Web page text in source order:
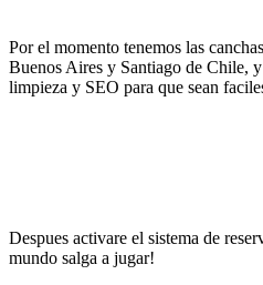
Por el momento tenemos las
Buenos Aires y Santiago de Chile,
limpieza y SEO para que sean
Despues activare el sistema de
mundo salga a jugar!